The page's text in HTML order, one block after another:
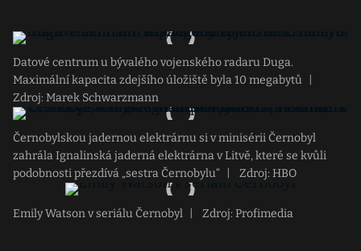
Datové centrum u bývalého vojenského radaru Duga.
Maximální kapacita zdejšího úložiště byla 10 megabytů
Zdroj: Marek Schwarzmann
Černobylskou jadernou elektrárnu si v minisérii Černobyl
zahrála Ignalinská jaderná elektrárna v Litvě, které se kvůli
podobnosti přezdívá „sestra Černobylu“
Zdroj: HBO
Emily Watson v seriálu Černobyl Zdroj: Profimedia